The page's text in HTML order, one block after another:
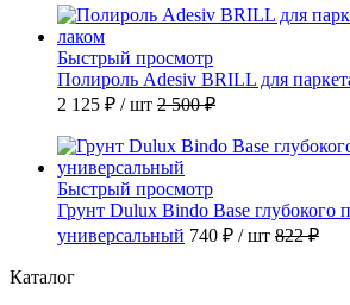
Быстрый просмотр
Полироль Adesiv BRILL для
2 125 ₽ / шт 2 500 ₽
Быстрый просмотр
Грунт Dulux Bindo Base глубокого
универсальный 740 ₽ / шт 822 ₽
Каталог